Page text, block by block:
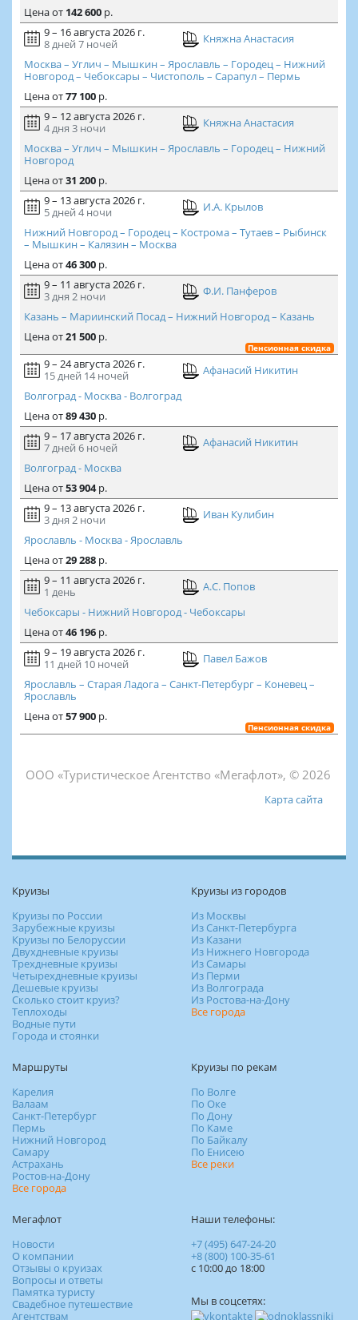
Ценаот 142 600р.
9 – 16 августа 2026 г.
8 дней 7 ночей
Княжна Анастасия
Москва – Углич – Мышкин – Ярославль – Городец – Нижний
Новгород – Чебоксары – Чистополь – Сарапул – Пермь
Ценаот77 100р.
9 – 12 августа 2026 г.
4 дня 3 ночи
Княжна Анастасия
Москва – Углич – Мышкин – Ярославль – Городец – Нижний
Новгород
Ценаот31 200р.
9 – 13 августа 2026 г.
5 дней 4 ночи
И.А. Крылов
Нижний Новгород – Городец – Кострома – Тутаев – Рыбинск
– Мышкин – Калязин – Москва
Ценаот46 300р.
9 – 11 августа 2026 г.
3 дня 2 ночи
Ф.И. Панферов
Казань – Мариинский Посад – Нижний Новгород – Казань
Ценаот21 500р.
Пенсионная скидка
9 – 24 августа 2026 г.
15 дней 14 ночей
Афанасий Никитин
Волгоград - Москва - Волгоград
Ценаот89 430р.
9 – 17 августа 2026 г.
7 дней 6 ночей
Афанасий Никитин
Волгоград - Москва
Ценаот53 904р.
9 – 13 августа 2026 г.
3 дня 2 ночи
Иван Кулибин
Ярославль - Москва - Ярославль
Ценаот29 288р.
9 – 11 августа 2026 г.
1 день
А.С. Попов
Чебоксары - Нижний Новгород - Чебоксары
Ценаот46 196р.
9 – 19 августа 2026 г.
11 дней 10 ночей
Павел Бажов
Ярославль – Старая Ладога – Санкт-Петербург – Коневец –
Ярославль
Ценаот57 900р.
Пенсионная скидка
ООО «Туристическое Агентство «Мегафлот», © 2026
Карта сайта
Круизы
Круизы по России
Зарубежные круизы
Круизы по Белоруссии
Двухдневные круизы
Трехдневные круизы
Четырехдневные круизы
Дешевые круизы
Сколько стоит круиз?
Теплоходы
Водные пути
Города и стоянки
Круизы из городов
Из Москвы
Из Санкт-Петербурга
Из Казани
Из Нижнего Новгорода
Из Самары
Из Перми
Из Волгограда
Из Ростова-на-Дону
Все города
Маршруты
Карелия
Валаам
Санкт-Петербург
Пермь
Нижний Новгород
Самару
Астрахань
Ростов-на-Дону
Все города
Круизы по рекам
По Волге
По Оке
По Дону
По Каме
По Байкалу
По Енисею
Все реки
Мегафлот
Новости
О компании
Отзывы о круизах
Вопросы и ответы
Памятка туристу
Свадебное путешествие
Агентствам
Наши телефоны:
+7 (495) 647-24-20
+8 (800) 100-35-61
c 10:00 до 18:00
Мы в соцсетях: